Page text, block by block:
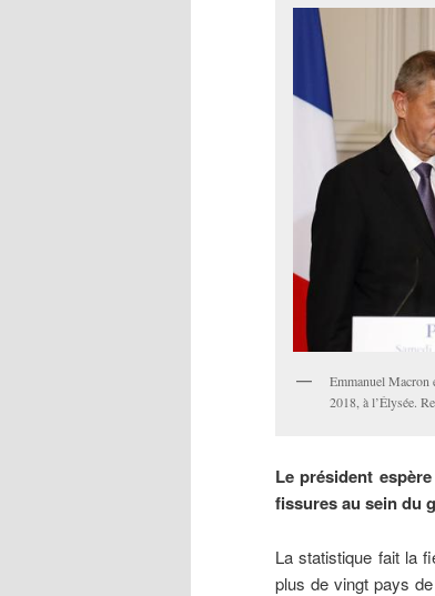
Emmanuel Macron
2018, à l’Élysée.
Le président
fissures au sein du
La statistique fait la
plus de vingt pays